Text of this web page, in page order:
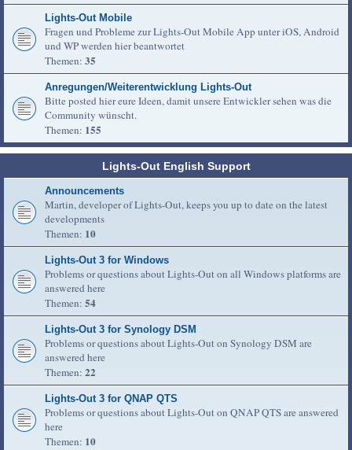
Lights-Out Mobile
Fragen und Probleme zur Lights-Out Mobile App unter iOS, Android
und WP werden hier beantwortet
Themen: 35
Anregungen/Weiterentwicklung Lights-Out
Bitte posted hier eure Ideen, damit unsere Entwickler sehen was die
Community wünscht.
Themen: 155
Lights-Out English Support
Announcements
Martin, developer of Lights-Out, keeps you up to date on the latest
developments
Themen: 10
Lights-Out 3 for Windows
Problems or questions about Lights-Out on all Windows platforms are
answered here
Themen: 54
Lights-Out 3 for Synology DSM
Problems or questions about Lights-Out on Synology DSM are
answered here
Themen: 22
Lights-Out 3 for QNAP QTS
Problems or questions about Lights-Out on QNAP QTS are answered
here
Themen: 10